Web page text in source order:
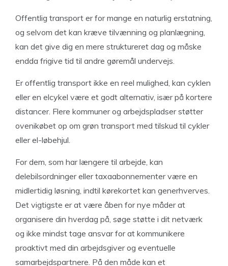
Offentlig transport er for mange en naturlig erstatning,
og selvom det kan kræve tilvænning og planlægning,
kan det give dig en mere struktureret dag og måske
endda frigive tid til andre gøremål undervejs.
Er offentlig transport ikke en reel mulighed, kan cyklen
eller en elcykel være et godt alternativ, især på kortere
distancer. Flere kommuner og arbejdspladser støtter
ovenikøbet op om grøn transport med tilskud til cykler
eller el-løbehjul.
For dem, som har længere til arbejde, kan
delebilsordninger eller taxaabonnementer være en
midlertidig løsning, indtil kørekortet kan generhverves.
Det vigtigste er at være åben for nye måder at
organisere din hverdag på, søge støtte i dit netværk
og ikke mindst tage ansvar for at kommunikere
proaktivt med din arbejdsgiver og eventuelle
samarbejdspartnere. På den måde kan et